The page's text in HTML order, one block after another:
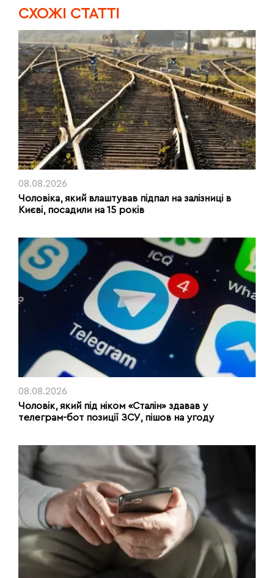
CХОЖІ СТАТТІ
08.08.2026
Чоловіка, який влаштував підпал на залізниці в
Києві, посадили на 15 років
08.08.2026
Чоловік, який під ніком «Сталін» здавав у
телеграм-бот позиції ЗСУ, пішов на угоду